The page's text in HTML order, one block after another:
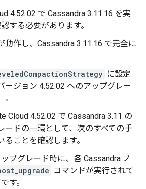
4.52.02 で Cassandra 3.11.16 を実
する必要があります。
動作し、Cassandra 3.11.16 で完全に
に設定
ージョン 4.52.02 へのアップグレー
Cloud 4.52.02 で Cassandra 3.11 の
ードの一環として、次のすべての手
ことを確認します。
プグレード時に、各 Cassandra ノ
コマンドが実行されて
す。